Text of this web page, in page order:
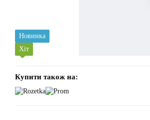
Новинка
Хіт
Купити також на: